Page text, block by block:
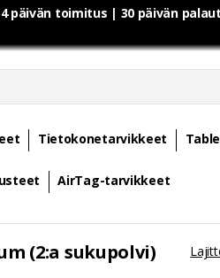
päivän toimitus | 30 päivän
Tietokonetarvikkeet
AirTag-tarvikkeet
(2:a sukupolvi)